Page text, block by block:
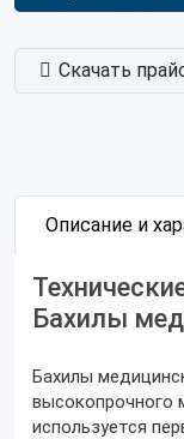
Скачать
Описание и
Бахилы
Бахилы
высокопрочного
используется